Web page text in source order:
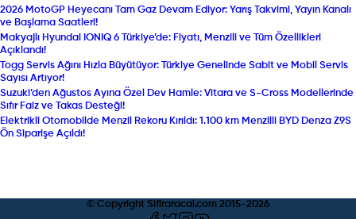
2026 MotoGP Heyecanı Tam Gaz Devam Ediyor: Yarış Takvimi, Yayın Kanalı
ve Başlama Saatleri!
Makyajlı Hyundai IONIQ 6 Türkiye’de: Fiyatı, Menzili ve Tüm Özellikleri
Açıklandı!
Togg Servis Ağını Hızla Büyütüyor: Türkiye Genelinde Sabit ve Mobil Servis
Sayısı Artıyor!
Suzuki’den Ağustos Ayına Özel Dev Hamle: Vitara ve S-Cross Modellerinde
Sıfır Faiz ve Takas Desteği!
Elektrikli Otomobilde Menzil Rekoru Kırıldı: 1.100 km Menzilli BYD Denza Z9S
Ön Siparişe Açıldı!
© Copyright Sifiraracal.com 2015-2026